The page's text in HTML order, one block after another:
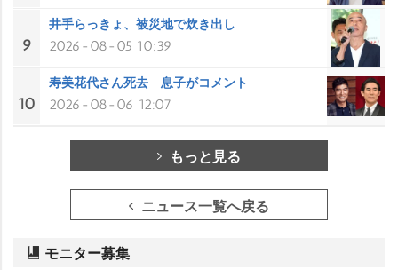
9
井手らっきょ、被災地で炊き出し
2026-08-05 10:39
10
寿美花代さん死去 息子がコメント
2026-08-06 12:07
もっと見る
ニュース一覧へ戻る
モニター募集